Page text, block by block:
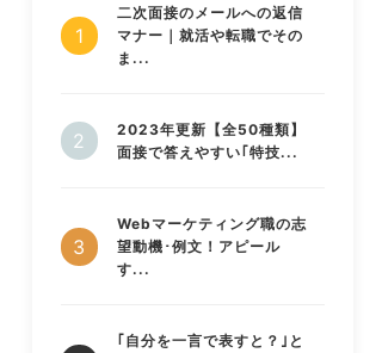
二次面接のメールへの返信
マナー｜就活や転職でその
ま...
2023年更新【全50種類】
面接で答えやすい｢特技...
Webマーケティング職の志
望動機･例文！アピール
す...
｢自分を一言で表すと？｣と